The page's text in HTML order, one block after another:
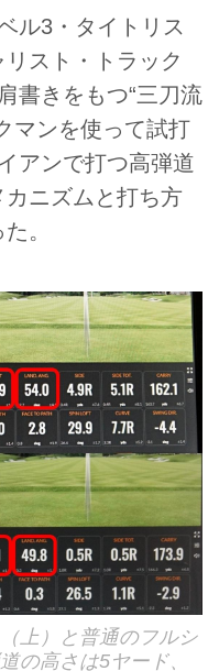
ル3・タイトリス
スト・トラック
書きをもつ“三刀流
マンを使って試打
アンで打つ高弾道
ニズムと打ち方
。
上）と普通のフルシ
の高さは5ヤード、